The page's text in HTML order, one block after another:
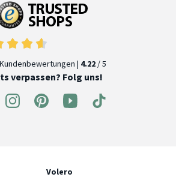
Kundenbewertungen | 4.22 / 5
verpassen? Folg uns!
Volero